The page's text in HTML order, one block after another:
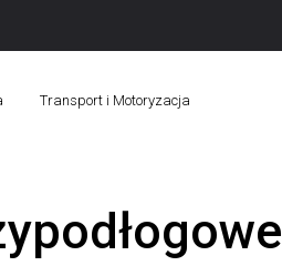
Transport i Motoryzacja